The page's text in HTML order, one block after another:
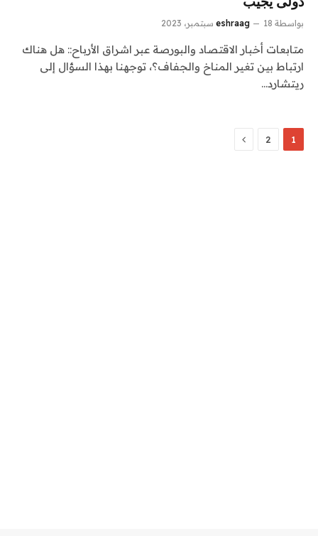
بواسطة eshraag 18 سبتمبر، 2023
متابعات أخبار الاقتصاد والبورصة عبر اشراق الأرباح:: هل هناك
ارتباط بين تغير المناخ والجفاف؟، توجهنا بهذا السؤال إلى
ريتشارد…
1
2 التالي